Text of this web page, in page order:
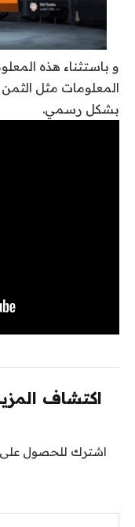
و باستثناء هذه
بشكل رسمي.
اكتشاف
اشترك للحصول على
كتابة بريدك الإلكتروني...